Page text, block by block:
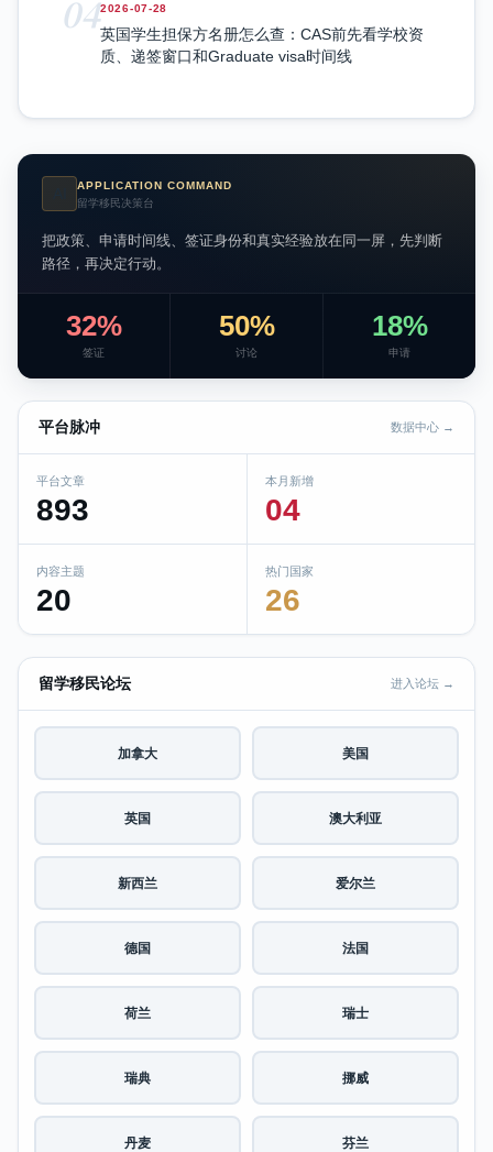
042026-07-28
英国学生担保方名册怎么查：CAS前先看学校资
质、递签窗口和Graduate visa时间线
APPLICATION COMMAND
留学移民决策台
把政策、申请时间线、签证身份和真实经验放在同一屏，先判断
路径，再决定行动。
32%
签证
50%
讨论
18%
申请
平台脉冲 数据中心 →
平台文章
893
本月新增
04
内容主题
20
热门国家
26
留学移民论坛 进入论坛 →
加拿大 美国
英国 澳大利亚
新西兰 爱尔兰
德国 法国
荷兰 瑞士
瑞典 挪威
丹麦 芬兰